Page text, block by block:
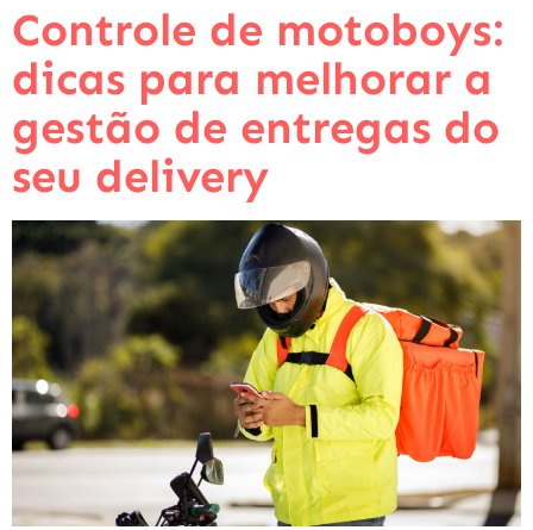
Controle de motoboys:
dicas para melhorar a
gestão de entregas do
seu delivery